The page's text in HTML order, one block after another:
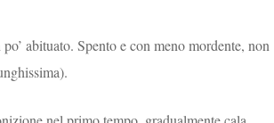
abituato. Spento e con meno mordente, non